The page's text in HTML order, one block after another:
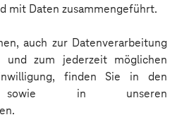
mit Daten zusammengeführt.
auch zur Datenverarbeitung
und zum jederzeit möglichen
finden Sie in den
sowie in unseren